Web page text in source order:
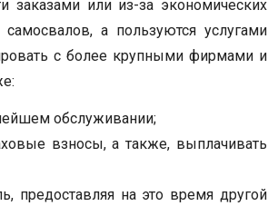
заказами или из-за экономических
а пользуются услугами
с более крупными фирмами и
обслуживании;
взносы, а также, выплачивать
предоставляя на это время другой